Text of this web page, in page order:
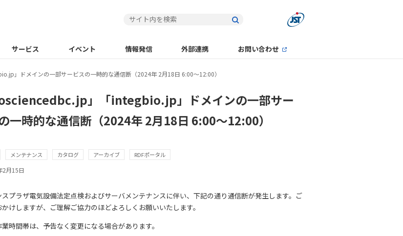
サービス イベント 情報発信 外部連携 お問い合わせ
」ドメインの一部サービスの一時的な通信断（2024年 2月18日 6:00～12:00）
」「integbio.jp」ドメインの一部サー
一時的な通信断（2024年 2月18日 6:00～12:00）
メンテナンス カタログ アーカイブ RDFポータル
2月15日
スプラザ電気設備法定点検およびサーバメンテナンスに伴い、下記の通り通信断が発生します。ご
けしますが、ご理解ご協力のほどよろしくお願いいたします。
時間帯は、予告なく変更になる場合があります。